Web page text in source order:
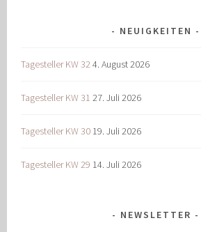
NEUIGKEITEN
Tagesteller KW 324. August 2026
Tagesteller KW 31 27. Juli 2026
Tagesteller KW 30 19. Juli 2026
Tagesteller KW 29 14. Juli 2026
NEWSLETTER